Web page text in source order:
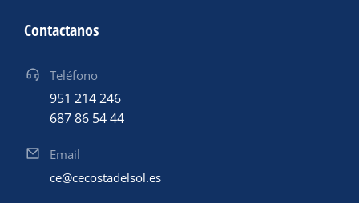
Contactanos
Teléfono
951 214 246
687 86 54 44
Email
ce@cecostadelsol.es